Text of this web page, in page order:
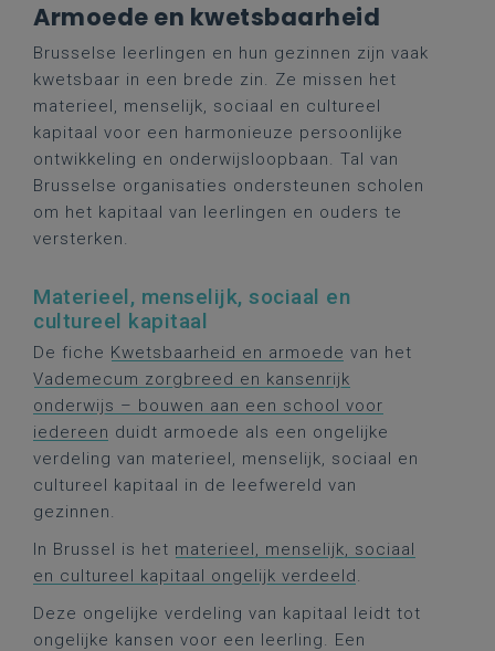
Armoede en kwetsbaarheid
Brusselse leerlingen en hun gezinnen zijn vaak
kwetsbaar in een brede zin. Ze missen het
materieel, menselijk, sociaal en cultureel
kapitaal voor een harmonieuze persoonlijke
ontwikkeling en onderwijsloopbaan. Tal van
Brusselse organisaties ondersteunen scholen
om het kapitaal van leerlingen en ouders te
versterken.
Materieel, menselijk, sociaal en
cultureel kapitaal
De fiche Kwetsbaarheid en armoede van het
Vademecum zorgbreed en kansenrijk
onderwijs – bouwen aan een school voor
iedereen duidt armoede als een ongelijke
verdeling van materieel, menselijk, sociaal en
cultureel kapitaal in de leefwereld van
gezinnen.
In Brussel is het materieel, menselijk, sociaal
en cultureel kapitaal ongelijk verdeeld.
Deze ongelijke verdeling van kapitaal leidt tot
ongelijke kansen voor een leerling. Een